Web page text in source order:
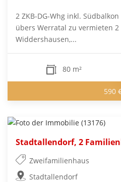
2 ZKB-DG-Whg inkl.
übers Werratal zu vermieten 2
Widdershausen,...
80 m²
590
Stadtallendorf, 2
Zweifamilienhaus
Stadtallendorf